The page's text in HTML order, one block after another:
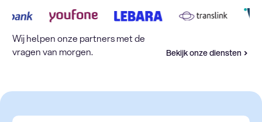
Wij helpen onze partners met de
vragen van morgen.
Bekijk onze diensten